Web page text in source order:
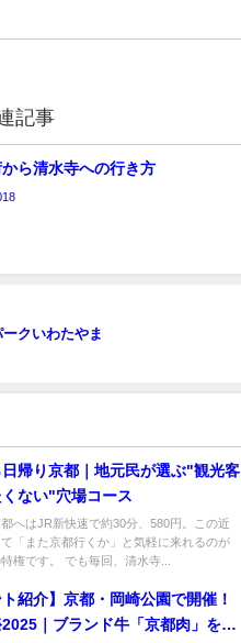
記事
ら清水寺への行き方
クいわたやま
帰り京都｜地元民が選ぶ"観光客
ない"穴場コース
へはJR新快速で約30分、580円。この近
「また京都行くか」と気軽に来れるのが
権です。 でも毎回、清水寺...
ト紹介】京都・岡崎公園で開催！
｜ブランド牛「京都肉」を堪